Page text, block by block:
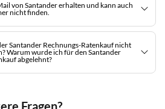
von Santander erhalten und kann auch
nicht finden.
Santander Rechnungs-Ratenkauf nicht
Warum wurde ich für den Santander
abgelehnt?
Fragen?